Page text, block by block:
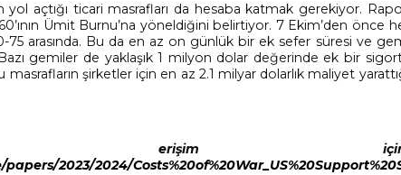
açtığı ticari masrafları da hesaba katmak gerekiyor.
Ümit Burnu’na yöneldiğini belirtiyor. 7 Ekim’den önce
arasında. Bu da en az on günlük bir ek sefer süresi ve
gemiler de yaklaşık 1 milyon dolar değerinde ek bir
şirketler için en az 2.1 milyar dolarlık maliyet
erişim
2023/2024/